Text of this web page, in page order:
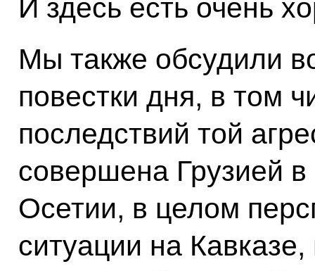
И здесь есть очень
Мы также обсудили
повестки дня, в том
последствий той
совершена Грузией
Осетии, в целом
ситуации на